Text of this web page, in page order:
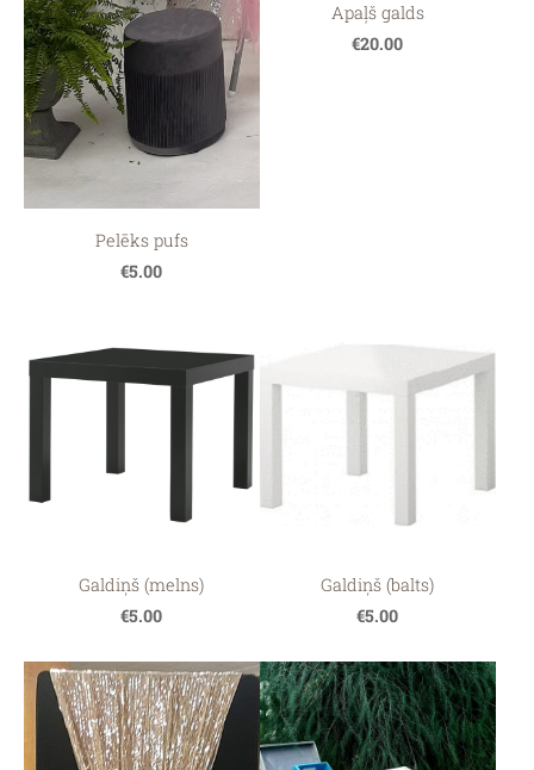
Pelēks pufs
€5.00
Apaļš galds
€20.00
Galdiņš (melns)
€5.00
Galdiņš (balts)
€5.00